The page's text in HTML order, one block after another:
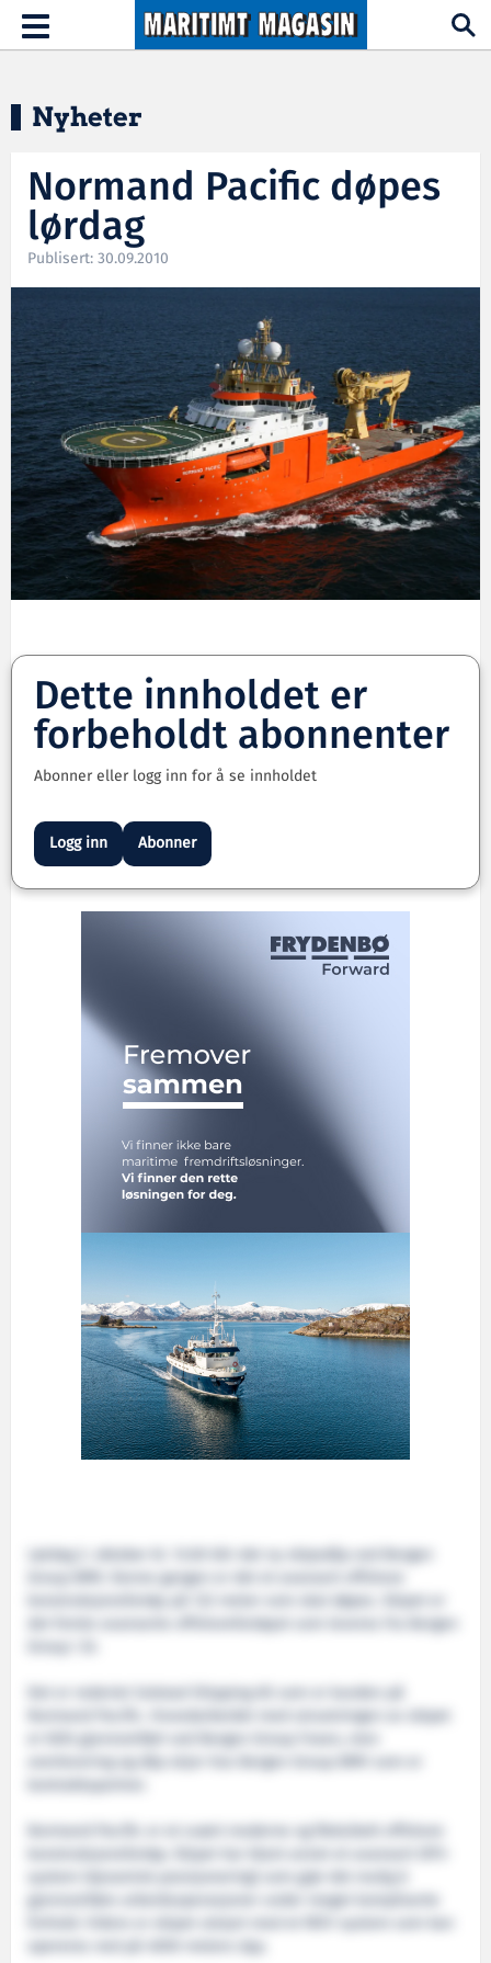
Hopp til hovedinnhold
Toggle
navigation
Nyheter
Normand Pacific døpes
lørdag
Publisert: 30.09.2010
Dette innholdet er
forbeholdt abonnenter
Abonner eller logg inn for å se innholdet
Logg inn Abonner
Lørdag 2. oktober kl. 13.00 blir det ny skipsdåp ved Bergen
Group BMV. Denne gangen er det et avansert offshore
konstruksjonsfartøy på 122 meter som skal døpes. Skipet er
det femte avanserte offshorefartøyet som leveres fra Bergen
Group i år.
Det er rederiet Solstad Shipping AS som er kunden på
Normand Pacific. Hovedarbeidet med utrustningen av skipet
er blitt gjennomført ved Bergen Group Fosen, men
overlevering og dåp skjer hos Bergen Group BMV som er
kontraktspartner.
Normand Pacific er et svært moderne og fleksibelt offshore
konstruksjonsfartøy. Skipet har blant annet et avansert DP3-
system (dynamisk posisjonering) som gjør det mulig å
gjennomføre arbeidsoperasjoner under meget kompliserte
forhold. Videre er skipet utstyrt med et ROV-system som kan
opereres ned på 4000 meters dyp.